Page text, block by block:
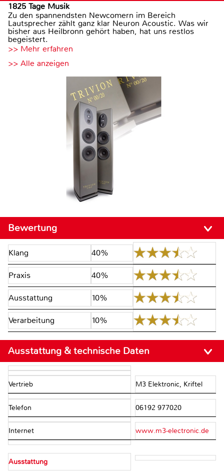
1825 Tage Musik
Zu den spannendsten Newcomern im Bereich
Lautsprecher zählt ganz klar Neuron Acoustic. Was wir
bisher aus Heilbronn gehört haben, hat uns restlos
begeistert.
>> Mehr erfahren
>> Alle anzeigen
Bewertung
Klang 40%
Praxis 40%
Ausstattung 10%
Verarbeitung 10%
Ausstattung & technische Daten
Vertrieb M3 Elektronic, Kriftel
Telefon 06192 977020
Internet www.m3-electronic.de
Ausstattung